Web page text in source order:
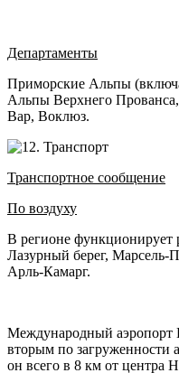
Департаменты
Приморские Альпы
Альпы Верхнего
Вар, Воклюз.
Транспортное сообщение
По воздуху
В регионе
Лазурный берег,
Арль-Камарг.
Международный аэропорт
вторым по загруженности
он всего в 8 км от центра